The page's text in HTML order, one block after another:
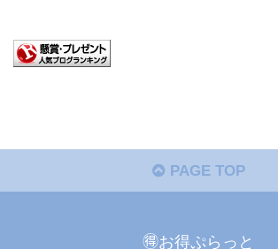
PAGE TOP
🉐お得ぷらっと